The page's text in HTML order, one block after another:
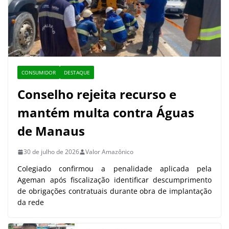
CONSUMIDOR DESTAQUE
Conselho rejeita recurso e
mantém multa contra Águas
de Manaus
30 de julho de 2026 Valor Amazônico
Colegiado confirmou a penalidade aplicada pela
Ageman após fiscalização identificar descumprimento
de obrigações contratuais durante obra de implantação
da rede